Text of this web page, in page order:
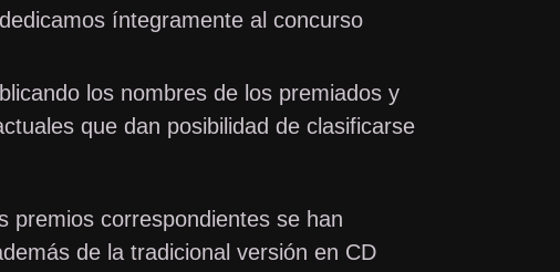
íntegramente al concurso
los nombres de los premiados y
que dan posibilidad de clasificarse
premios correspondientes se han
de la tradicional versión en CD